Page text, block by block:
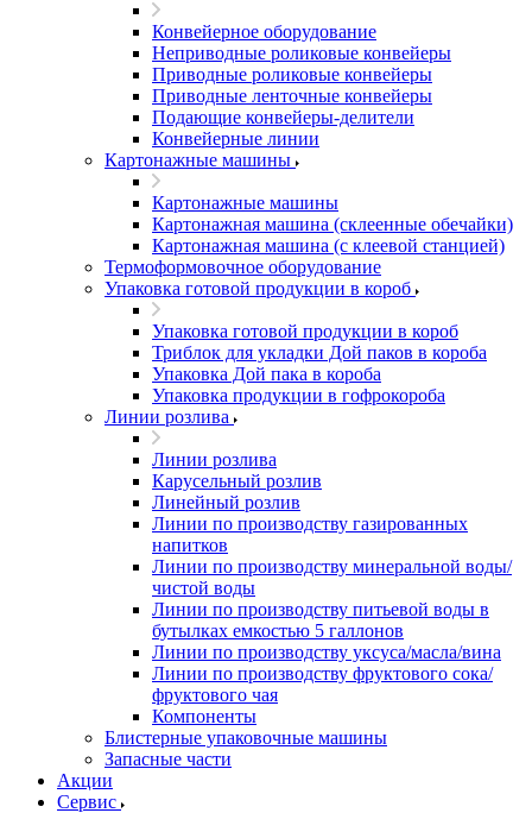
Конвейерное оборудование
Неприводные роликовые конвейеры
Приводные роликовые конвейеры
Приводные ленточные конвейеры
Подающие конвейеры-делители
Конвейерные линии
Картонажные машины
Картонажные машины
Картонажная машина (склеенные обечайки)
Картонажная машина (с клеевой станцией)
Термоформовочное оборудование
Упаковка готовой продукции в короб
Упаковка готовой продукции в короб
Триблок для укладки Дой паков в короба
Упаковка Дой пака в короба
Упаковка продукции в гофрокороба
Линии розлива
Линии розлива
Карусельный розлив
Линейный розлив
Линии по производству газированных
напитков
Линии по производству минеральной воды/
чистой воды
Линии по производству питьевой воды в
бутылках емкостью 5 галлонов
Линии по производству уксуса/масла/вина
Линии по производству фруктового сока/
фруктового чая
Компоненты
Блистерные упаковочные машины
Запасные части
Акции
Сервис